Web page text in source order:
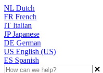
NL Dutch
FR French
IT Italian
JP Japanese
DE German
US English (US)
ES Spanish